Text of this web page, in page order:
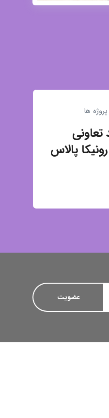
پروژه ها
پالاس